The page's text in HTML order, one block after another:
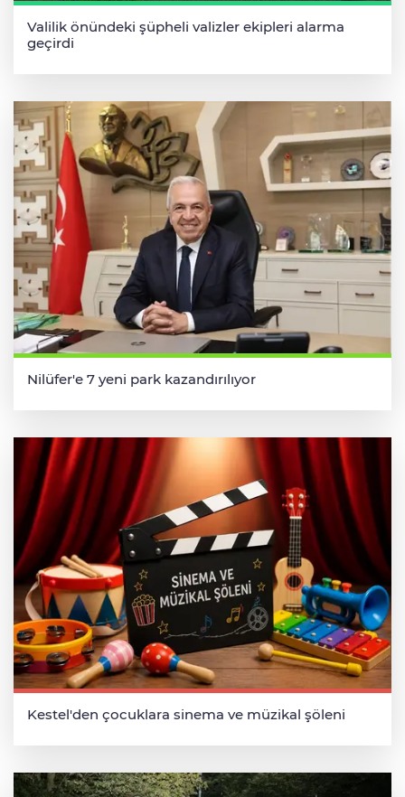
Valilik önündeki şüpheli valizler ekipleri alarma
geçirdi
Nilüfer'e 7 yeni park kazandırılıyor
Kestel'den çocuklara sinema ve müzikal şöleni